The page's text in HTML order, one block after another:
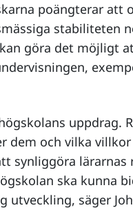
poängterar att
stabiliteten
göra det möjligt
uppdrag.
dem och vilka
synliggöra lärarnas
ska kunna
säger